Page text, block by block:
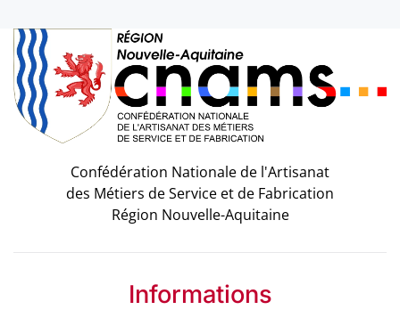
Confédération Nationale de l'Artisanat
des Métiers de Service et de Fabrication
Région Nouvelle-Aquitaine
Informations